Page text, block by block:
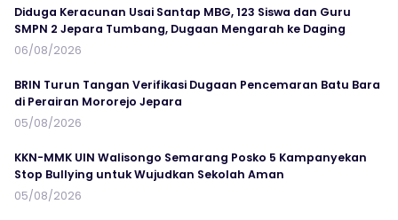
Diduga Keracunan Usai Santap MBG, 123 Siswa dan Guru
SMPN 2 Jepara Tumbang, Dugaan Mengarah ke Daging
06/08/2026
BRIN Turun Tangan Verifikasi Dugaan Pencemaran Batu Bara
di Perairan Mororejo Jepara
05/08/2026
KKN-MMK UIN Walisongo Semarang Posko 5 Kampanyekan
Stop Bullying untuk Wujudkan Sekolah Aman
05/08/2026